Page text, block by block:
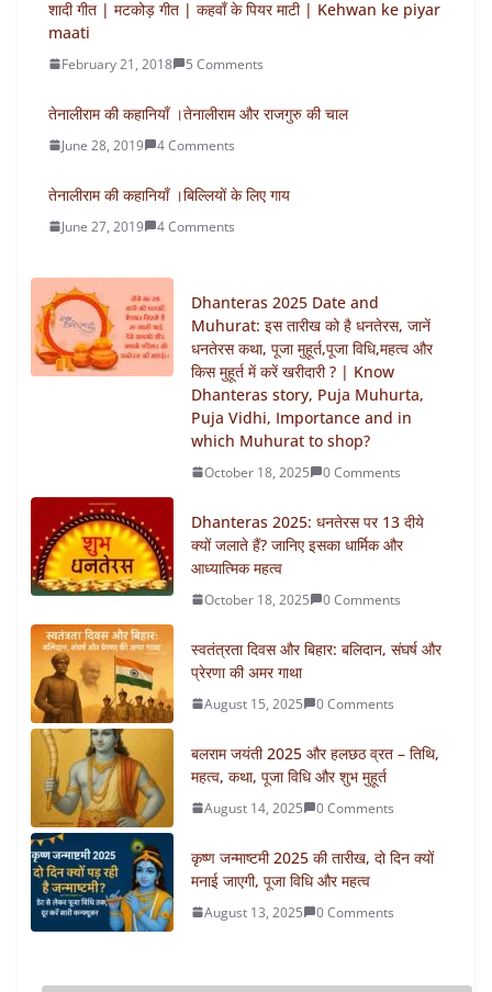
शादी गीत | मटकोड़ गीत | कहवाँ के पियर माटी | Kehwan ke piyar
maati
February 21, 2018 5 Comments
तेनालीराम की कहानियाँ ।तेनालीराम और राजगुरु की चाल
June 28, 2019 4 Comments
तेनालीराम की कहानियाँ ।बिल्लियों के लिए गाय
June 27, 2019 4 Comments
Dhanteras 2025 Date and
Muhurat: इस तारीख को है धनतेरस, जानें
धनतेरस कथा, पूजा मुहूर्त,पूजा विधि,महत्व और
किस मुहूर्त में करें खरीदारी ? | Know
Dhanteras story, Puja Muhurta,
Puja Vidhi, Importance and in
which Muhurat to shop?
October 18, 2025 0 Comments
Dhanteras 2025: धनतेरस पर 13 दीये
क्यों जलाते हैं? जानिए इसका धार्मिक और
आध्यात्मिक महत्व
October 18, 2025 0 Comments
स्वतंत्रता दिवस और बिहार: बलिदान, संघर्ष और
प्रेरणा की अमर गाथा
August 15, 2025 0 Comments
बलराम जयंती 2025 और हलछठ व्रत – तिथि,
महत्व, कथा, पूजा विधि और शुभ मुहूर्त
August 14, 2025 0 Comments
कृष्ण जन्माष्टमी 2025 की तारीख, दो दिन क्यों
मनाई जाएगी, पूजा विधि और महत्व
August 13, 2025 0 Comments